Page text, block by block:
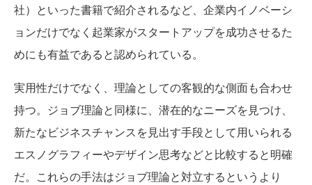
社）といった書籍で紹介されるなど、企業内イノベーシ
ョンだけでなく起業家がスタートアップを成功させるた
めにも有益であると認められている。
実用性だけでなく、理論としての客観的な側面も合わせ
持つ。ジョブ理論と同様に、潜在的なニーズを見つけ、
新たなビジネスチャンスを見出す手段として用いられる
エスノグラフィーやデザイン思考などと比較すると明確
だ。これらの手法はジョブ理論と対立するというより